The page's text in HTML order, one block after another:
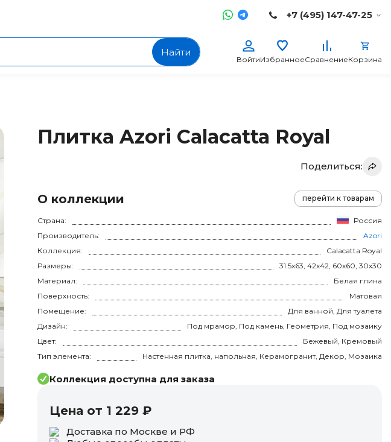
+7 (495) 147-47-25
Найти
ВойтиИзбранноеСравнениеКорзина
Плитка Azori Calacatta Royal
Поделиться:
О коллекции перейти к товарам
Страна:
Россия
Производитель:
Azori
Коллекция:
Calacatta Royal
Размеры:
31.5x63, 42x42, 60x60, 30x30
Материал:
Белая глина
Поверхность:
Матовая
Помещение:
Для ванной, Для туалета
Дизайн:
Под мрамор, Под камень, Геометрия, Под мозаику
Цвет:
Бежевый, Кремовый
Тип элемента:
Настенная плитка, напольная, Керамогранит, Декор, Мозаика
Коллекция доступна для заказа
Цена от 1 229 ₽
Доставка по Москве и РФ